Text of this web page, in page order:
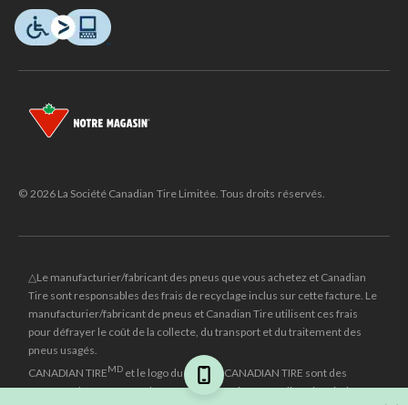
© 2026 La Société Canadian Tire Limitée. Tous droits réservés.
△Le manufacturier/fabricant des pneus que vous achetez et Canadian
Tire sont responsables des frais de recyclage inclus sur cette facture. Le
manufacturier/fabricant de pneus et Canadian Tire utilisent ces frais
pour défrayer le coût de la collecte, du transport et du traitement des
pneus usagés.
CANADIAN TIREMD et le logo du triangle CANADIAN TIRE sont des
marques de commerce déposées de la Société Canadian Tire Limitée.